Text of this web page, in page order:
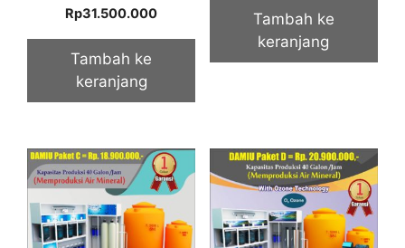
5.00
out of 5
Rp31.500.000
Tambah ke
keranjang
Tambah ke
keranjang